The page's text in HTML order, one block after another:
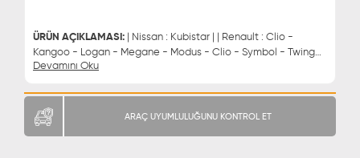
ÜRÜN AÇIKLAMASI: | Nissan : Kubistar | | Renault : Clio -
Kangoo - Logan - Megane - Modus - Clio - Symbol - Twingo |
| Dacia : Logan - Sandero | Krank Mili Sensörü ( Eksantrik )
Devamını Oku
ARAÇ UYUMLULUĞUNU KONTROL ET